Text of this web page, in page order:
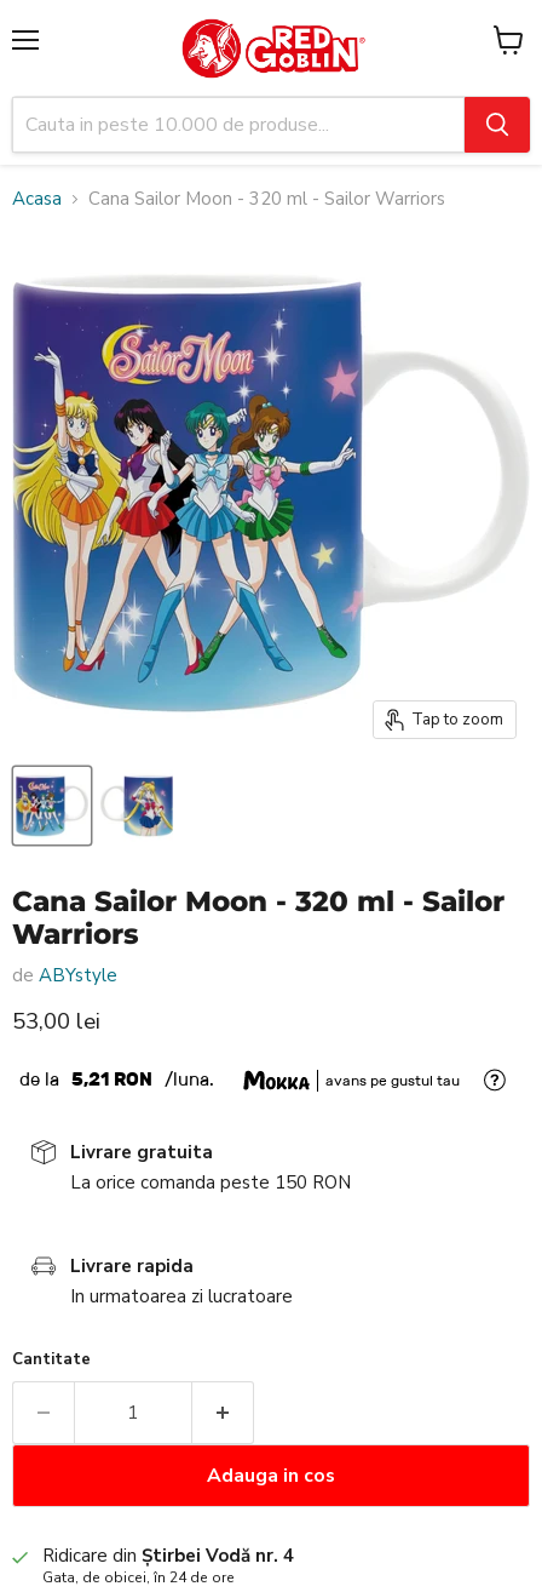
Vezi
Acasa Cana Sailor Moon - 320 ml - Sailor Warriors
Tap to zoom
Cana Sailor Moon - 320 ml - Sailor
Warriors
de ABYstyle
Pret nou
53,00 lei
de la 5,21 RON /luna. avans pe gustul tau
Livrare gratuita
La orice comanda peste 150 RON
Livrare rapida
In urmatoarea zi lucratoare
Cantitate
Adauga in cos
Ridicare din Știrbei Vodă nr. 4
Gata, de obicei, în 24 de ore